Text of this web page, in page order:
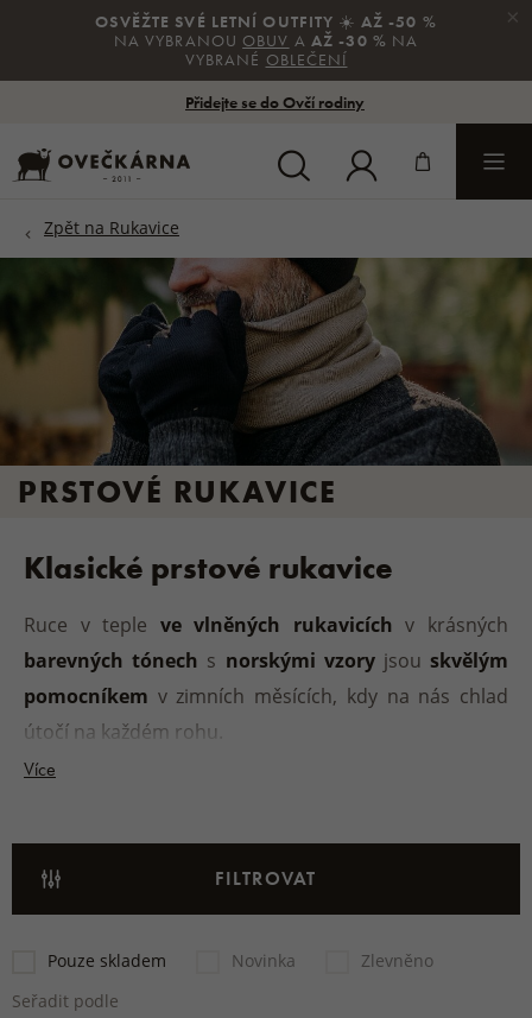
OSVĚŽTE SVÉ LETNÍ OUTFITY ☀️ AŽ -50 %
NA VYBRANOU OBUV A AŽ -30 % NA
VYBRANÉ OBLEČENÍ
×
Přidejte se do Ovčí rodiny
PRSTOVÉ RUKAVICE
Klasické prstové rukavice
Ruce v teple ve vlněných rukavicích v krásných
barevných tónech s norskými vzory jsouskvělým
pomocníkem v zimních měsících, kdy na nás chlad
útočí na každém rohu.
Více
FILTROVAT
Pouze skladem Novinka
Zlevněno
Seřadit podle